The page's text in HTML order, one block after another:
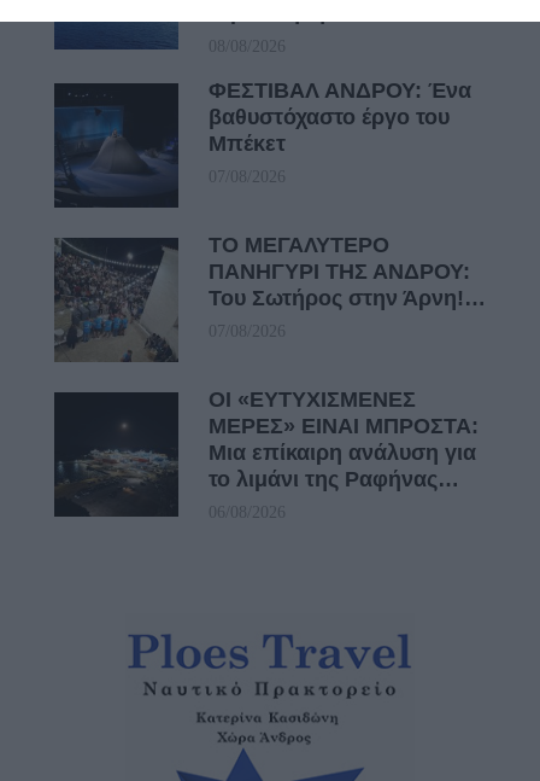
08/08/2026
ΦΕΣΤΙΒΑΛ ΑΝΔΡΟΥ: Ένα
βαθυστόχαστο έργο του
Μπέκετ
07/08/2026
ΤΟ ΜΕΓΑΛΥΤΕΡΟ
ΠΑΝΗΓΥΡΙ ΤΗΣ ΑΝΔΡΟΥ:
Του Σωτήρος στην Άρνη!…
07/08/2026
ΟΙ «ΕΥΤΥΧΙΣΜΕΝΕΣ
ΜΕΡΕΣ» ΕΙΝΑΙ ΜΠΡΟΣΤΑ:
Μια επίκαιρη ανάλυση για
το λιμάνι της Ραφήνας…
06/08/2026